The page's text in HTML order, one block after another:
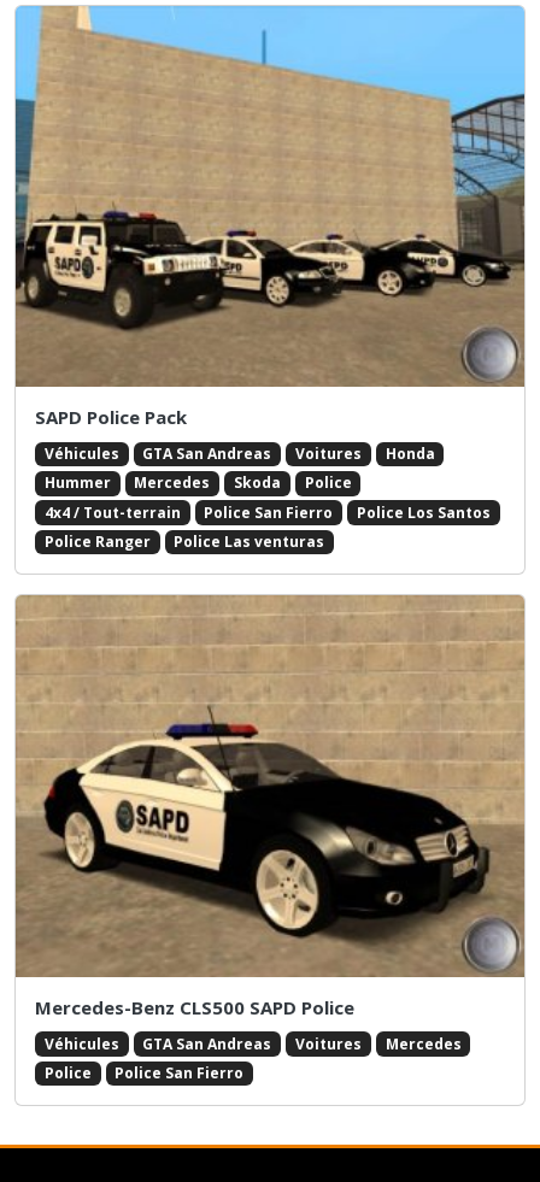
SAPD Police Pack
Véhicules GTA San Andreas Voitures
Honda
Hummer
Mercedes Skoda
Police
4x4 / Tout-terrain
Police San Fierro
Police Los Santos
Police Ranger
Police Las venturas
Mercedes-Benz CLS500 SAPD Police
Véhicules GTA San Andreas Voitures
Mercedes
Police
Police San Fierro